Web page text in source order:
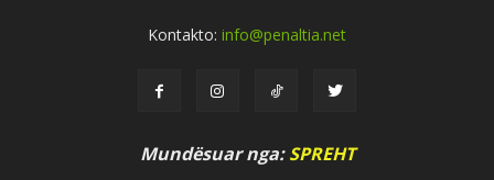
Kontakto: info@penaltia.net
Mundësuar nga:SPREHT